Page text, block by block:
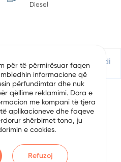
Diesel
Apliko Për Kredi
për të përmirësuar faqen
informacione që
përfundimtar dhe nuk
qëllime reklamimi. Dora e
me kompani të tjera
aplikacioneve dhe faqeve
shërbimet tona, ju
e cookies.
Refuzoj